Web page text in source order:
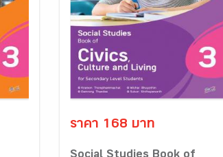
ราคา 168 บาท